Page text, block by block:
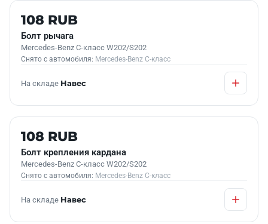
Б/У В НАЛИЧИИ
108 RUB
Болт рычага
Mercedes-Benz C-класс W202/S202
Снято с автомобиля: Mercedes-Benz C-класс
На складе Навес
Б/У В НАЛИЧИИ
108 RUB
Болт крепления кардана
Mercedes-Benz C-класс W202/S202
Снято с автомобиля: Mercedes-Benz C-класс
На складе Навес